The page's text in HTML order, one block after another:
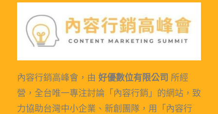
內容行銷高峰會，由 好優數位有限公司 所經
營，全台唯一專注討論「內容行銷」的網站，致
力協助台灣中小企業、新創團隊，用「內容行